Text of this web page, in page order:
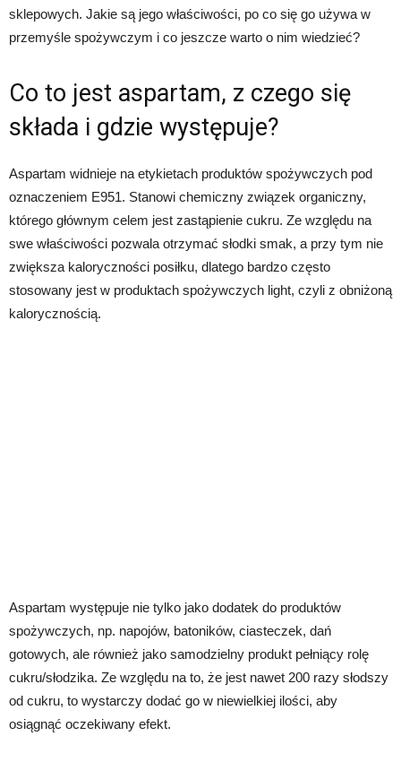
sklepowych. Jakie są jego właściwości, po co się go używa w
przemyśle spożywczym i co jeszcze warto o nim wiedzieć?
Co to jest aspartam, z czego się
składa i gdzie występuje?
Aspartam widnieje na etykietach produktów spożywczych pod
oznaczeniem E951. Stanowi chemiczny związek organiczny,
którego głównym celem jest zastąpienie cukru. Ze względu na
swe właściwości pozwala otrzymać słodki smak, a przy tym nie
zwiększa kaloryczności posiłku, dlatego bardzo często
stosowany jest w produktach spożywczych light, czyli z obniżoną
kalorycznością.
Aspartam występuje nie tylko jako dodatek do produktów
spożywczych, np. napojów, batoników, ciasteczek, dań
gotowych, ale również jako samodzielny produkt pełniący rolę
cukru/słodzika. Ze względu na to, że jest nawet 200 razy słodszy
od cukru, to wystarczy dodać go w niewielkiej ilości, aby
osiągnąć oczekiwany efekt.